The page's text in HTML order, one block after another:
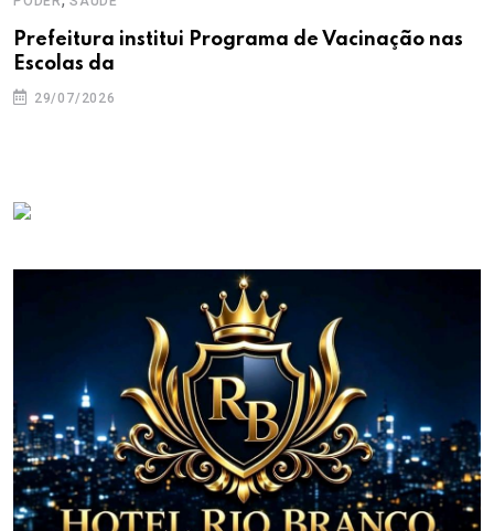
Prefeitura institui Programa de Vacinação nas
Escolas da
29/07/2026